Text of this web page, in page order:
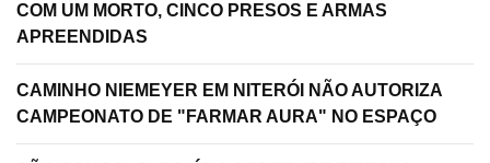
COM UM MORTO, CINCO PRESOS E ARMAS
APREENDIDAS
CAMINHO NIEMEYER EM NITERÓI NÃO AUTORIZA
CAMPEONATO DE "FARMAR AURA" NO ESPAÇO